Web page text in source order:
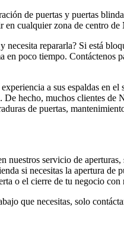
de puertas y puertas
cualquier zona de centro
necesita repararla? Si está
en poco tiempo. Contáctenos
a sus espaldas en
hecho, muchos clientes de
de puertas,
nuestros servicio de
si necesitas la apertura de
o el cierre de tu negocio con
que necesitas, solo